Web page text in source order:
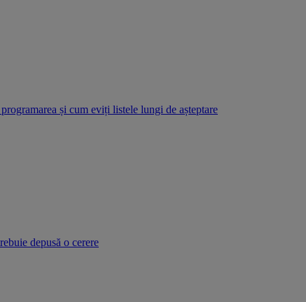
și cum eviți listele lungi de așteptare
depusă o cerere